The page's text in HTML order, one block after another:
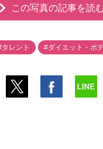
この写真の記事を読
タレント #ダイエット・ボ